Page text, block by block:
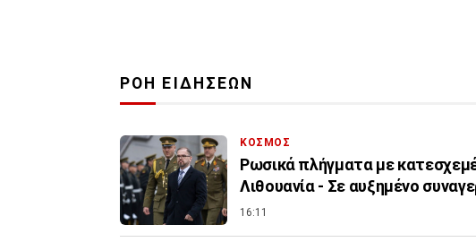
ΡΟΗ ΕΙΔΗΣΕΩΝ
ΚΟΣΜΟΣ
Ρωσικά πλήγματα με
Λιθουανία - Σε αυξημένο
16:11